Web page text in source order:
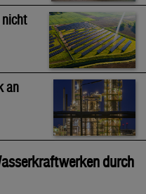
an
durch